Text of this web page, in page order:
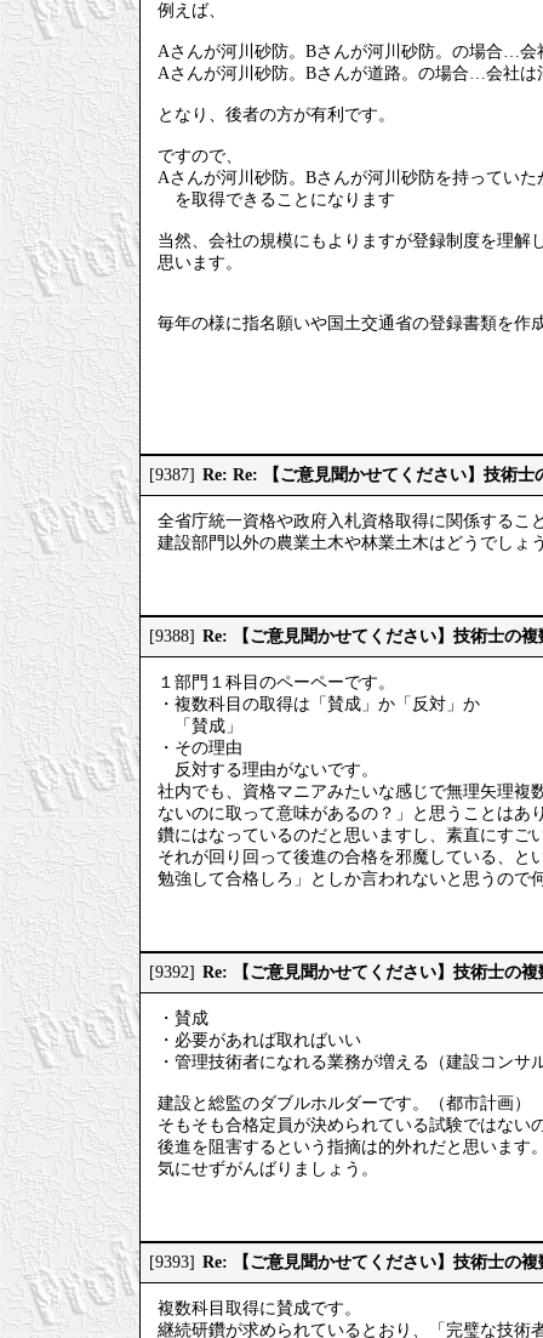
例えば、
Aさんが河川砂防。Bさんが河川砂防。の場合…会
Aさんが河川砂防。Bさんが道路。の場合…会社は
となり、後者の方が有利です。
ですので、
Aさんが河川砂防。Bさんが河川砂防を持ってい
を取得できることになります
当然、会社の規模にもよりますが登録制度を理
思います。
毎年の様に指名願いや国土交通省の登録書類を作
[9387] Re: Re: 【ご意見聞かせてください】技術士
全省庁統一資格や政府入札資格取得に関係するこ
建設部門以外の農業土木や林業土木はどうでしょ
[9388] Re: 【ご意見聞かせてください】技術士の
１部門１科目のペーペーです。
・複数科目の取得は「賛成」か「反対」か
「賛成」
・その理由
反対する理由がないです。
社内でも、資格マニアみたいな感じで無理矢理複
ないのに取って意味があるの？」と思うことは
鑽にはなっているのだと思いますし、素直にすご
それが回り回って後進の合格を邪魔している、
勉強して合格しろ」としか言われないと思うので
[9392] Re: 【ご意見聞かせてください】技術士の
・賛成
・必要があれば取ればいい
・管理技術者になれる業務が増える（建設コンサ
建設と総監のダブルホルダーです。（都市計画）
そもそも合格定員が決められている試験ではない
後進を阻害するという指摘は的外れだと思います
気にせずがんばりましょう。
[9393] Re: 【ご意見聞かせてください】技術士の
複数科目取得に賛成です。
継続研鑽が求められているとおり、「完璧な技術